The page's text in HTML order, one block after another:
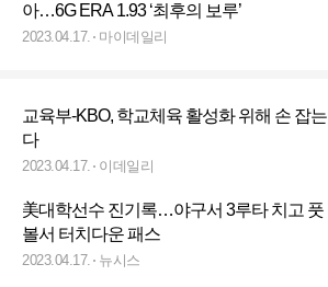
아…6G ERA 1.93 ‘최후의 보루’
2023.04.17. 마이데일리
교육부-KBO, 학교체육 활성화 위해 손 잡는
다
2023.04.17. 이데일리
美대학선수 진기록…야구서 3루타 치고 풋
볼서 터치다운 패스
2023.04.17. 뉴시스